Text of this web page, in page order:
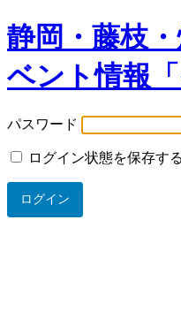
静岡・藤枝
ベント情報「
パスワード
ログイン状態を保存する